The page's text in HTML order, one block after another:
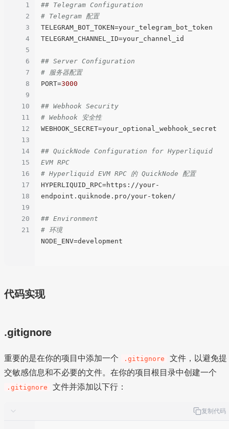
1
2
3
4
5
6
7
8
9
10
11
12
13
14
15
16
17
18
19
20
21
## Telegram Configuration
# Telegram 配置
TELEGRAM_BOT_TOKEN
TELEGRAM_CHANNEL_ID=your_channel_id
## Server Configuration
# 服务器配置
PORT=3000
## Webhook Security
# Webhook 安全性
WEBHOOK_SECRET=your_optional_webhook_secret
## QuickNode Configuration for Hyperliquid
EVM RPC
# Hyperliquid EVM RPC 的 QuickNode 配置
HYPERLIQUID_RPC=https://your-
endpoint.quiknode.pro/your-token/
## Environment
# 环境
NODE_ENV=development
代码实现
.gitignore
重要的是在你的项目中添加一个 .gitignore
文件，以避免提
交敏感信息和不必要的文件。在你的项目根目录中创建一个
.gitignore 文件并添加以下行：
复制代码